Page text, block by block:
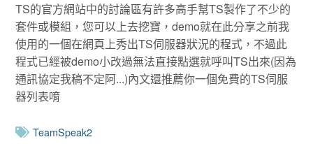
TS的官方網站中的討論區有許多高手幫TS製作了不少的
套件或模組，您可以上去挖寶，demo就在此分享之前我
使用的一個在網頁上秀出TS伺服器狀況的程式，不過此
程式已經被demo小改過無法直接點選就呼叫TS出來(因為
通訊協定我稿不定阿...)內文還推薦你一個免費的TS伺服
器列表唷
TeamSpeak2